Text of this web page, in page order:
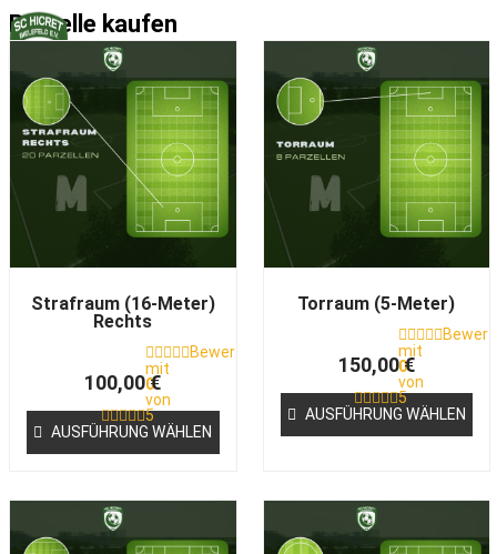
Zum
Inhalt
Parzelle kaufen
Strafraum (16-Meter)
Rechts
Bewertet
mit
0
von
5
100,00€
AUSFÜHRUNG WÄHLEN
Dieses
Produkt
weist
mehrere
Varianten
auf.
Die
Optionen
können
auf
der
Produktseite
gewählt
werden
Torraum (5-Meter)
mit
0
von
5
150,00€
AUSFÜHRUNG WÄHLEN
Dieses
Produkt
weist
mehrere
Varianten
auf.
Die
Optionen
können
auf
der
Produktseite
gewählt
werden
Dieses
Produkt